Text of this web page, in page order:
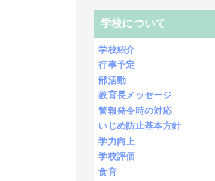
学校について
学校紹介
行事予定
部活動
教育長メッセージ
警報発令時の対応
いじめ防止基本方針
学力向上
学校評価
食育